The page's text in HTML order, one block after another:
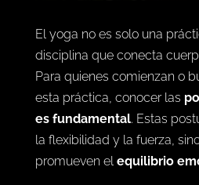
El yoga no es solo una
disciplina que conecta
Para quienes comienzan o
esta práctica, conocer las
es fundamental. Estas
la flexibilidad y la fuerza,
promueven el equilibrio